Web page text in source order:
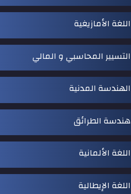
اللغة الأمازيغية
التسيير المحاسبي و المالي
الهندسة المدنية
هندسة الطرائق
اللغة الألمانية
اللغة الإيطالية